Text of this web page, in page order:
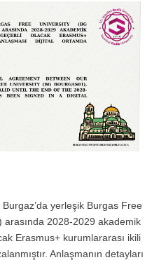
yerleşik Burgas Free
arasında 2028-2029 akademik
Erasmus+ kurumlararası ikili
Anlaşmanın detayları